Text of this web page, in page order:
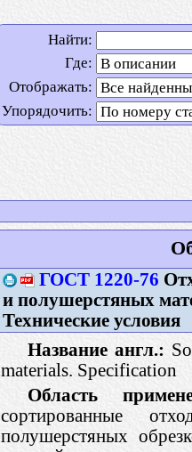
Найти:
Где:
Отображать:
Упорядочить:
ГОСТ 1220-76
и полушерстяных
Технические условия
Название англ.:
materials. Specification
Область
сортированные
полушерстяных